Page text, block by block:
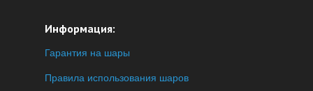
Информация:
Гарантия на шары
Правила использования шаров